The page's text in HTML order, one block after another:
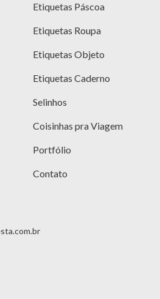
Etiquetas Páscoa
Etiquetas Roupa
Etiquetas Objeto
Etiquetas Caderno
Selinhos
Coisinhas pra Viagem
Portfólio
Contato